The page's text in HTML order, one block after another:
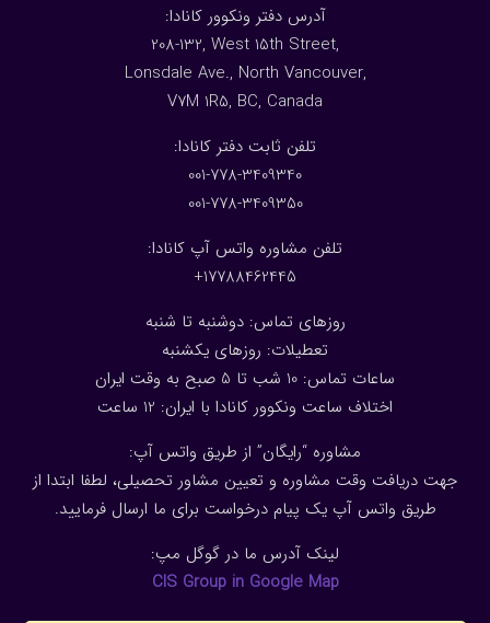
:آدرس دفتر ونکوور کانادا
208-132, West 15th Street,
Lonsdale Ave., North Vancouver,
V7M 1R5, BC, Canada
:تلفن ثابت دفتر کانادا
001-778-3409340
001-778-3409350
تلفن مشاوره واتس آپ کانادا:
17788462445+
روزهای تماس: دوشنبه تا شنبه
تعطیلات: روزهای یکشنبه
ساعات تماس: 10 شب تا 5 صبح به وقت ایران
اختلاف ساعت ونکوور کانادا با ایران: 1 2 ساعت
مشاوره “رایگان” از طریق واتس آپ:
جهت دریافت وقت مشاوره و تعیین مشاور تحصیلی، لطفا ابتدا از
طریق واتس آپ یک پیام درخواست برای ما ارسال فرمایید.
لینک آدرس ما در گوگل مپ:
CIS Group in Google Map